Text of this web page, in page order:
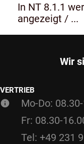
In NT 8.1.1
angezeigt / ...
Wir
VERTRIEB
Mo-Do:
Fr: 08.30-
Tel: +49 231